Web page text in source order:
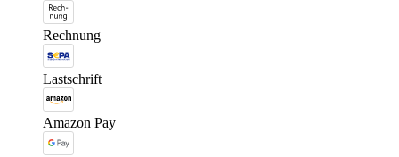
Rechnung
Lastschrift
Amazon Pay